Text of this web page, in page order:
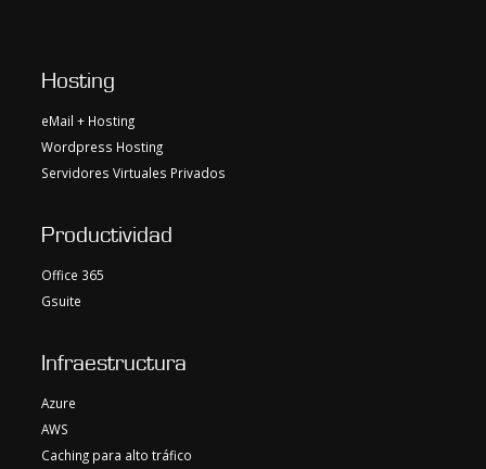
Hosting
eMail + Hosting
Wordpress Hosting
Servidores Virtuales Privados
Productividad
Office 365
Gsuite
Infraestructura
Azure
AWS
Caching para alto tráfico